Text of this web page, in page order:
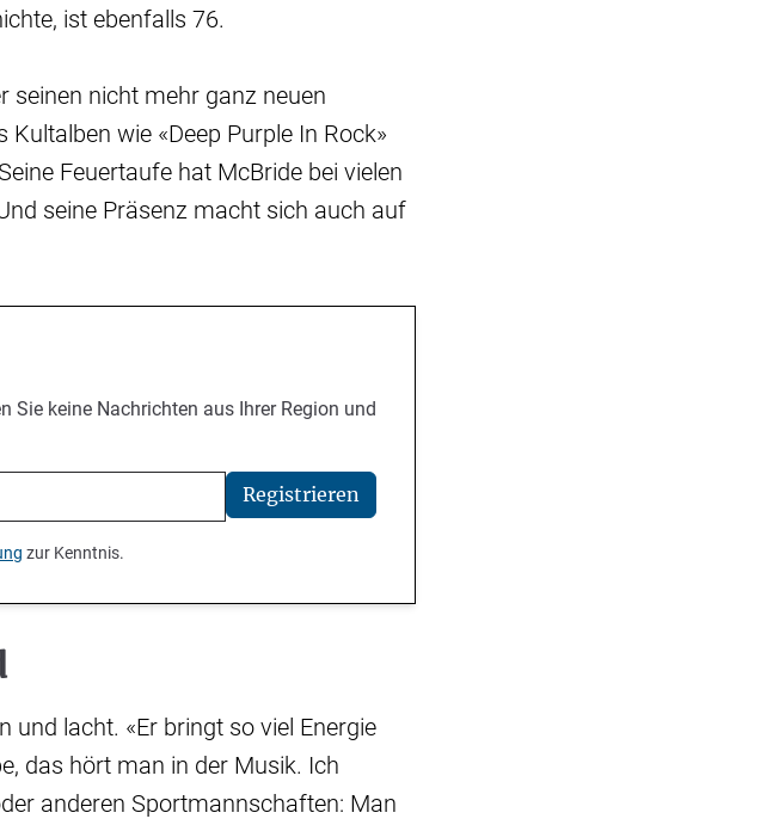
ist ebenfalls 76.
seinen nicht mehr ganz neuen
wie «Deep Purple In Rock»
Feuertaufe hat McBride bei vielen
seine Präsenz macht sich auch auf
Sie keine Nachrichten aus Ihrer Region und
Registrieren
zur Kenntnis.
und lacht. «Er bringt so viel Energie
das hört man in der Musik. Ich
anderen Sportmannschaften: Man